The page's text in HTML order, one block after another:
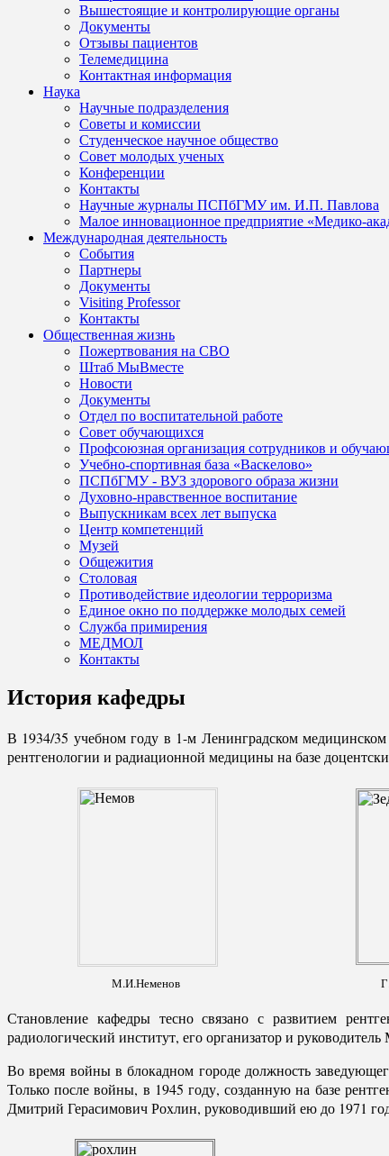
Вышестоящие и контролирующие органы
Документы
Отзывы пациентов
Телемедицина
Контактная информация
Наука
Научные подразделения
Советы и комиссии
Студенческое научное общество
Совет молодых ученых
Конференции
Контакты
Научные журналы ПСПбГМУ им. И.П. Павлова
Малое инновационное предприятие «Медико-
Международная деятельность
События
Партнеры
Документы
Visiting Professor
Контакты
Общественная жизнь
Пожертвования на СВО
Штаб МыВместе
Новости
Документы
Отдел по воспитательной работе
Совет обучающихся
Профсоюзная организация сотрудников и
Учебно-спортивная база «Васкелово»
ПСПбГМУ - ВУЗ здорового образа жизни
Духовно-нравственное воспитание
Выпускникам всех лет выпуска
Центр компетенций
Музей
Общежития
Столовая
Противодействие идеологии терроризма
Единое окно по поддержке молодых семей
Служба примирения
МЕДМОЛ
Контакты
История кафедры
В 1934/35 учебном году в 1-м Ленинградском
рентгенологии и радиационной медицины на базе
М.И.Неменов
Становление кафедры тесно связано с развитием
радиологический институт, его организатор и
Во время войны в блокадном городе должность
Только после войны, в 1945 году, созданную на базе
Дмитрий Герасимович Рохлин, руководивший ею до 1971